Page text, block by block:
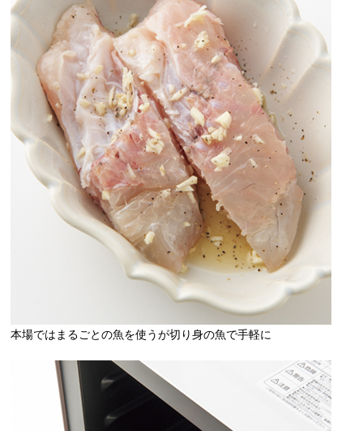
本場ではまるごとの魚を使うが切り身の魚で手軽に